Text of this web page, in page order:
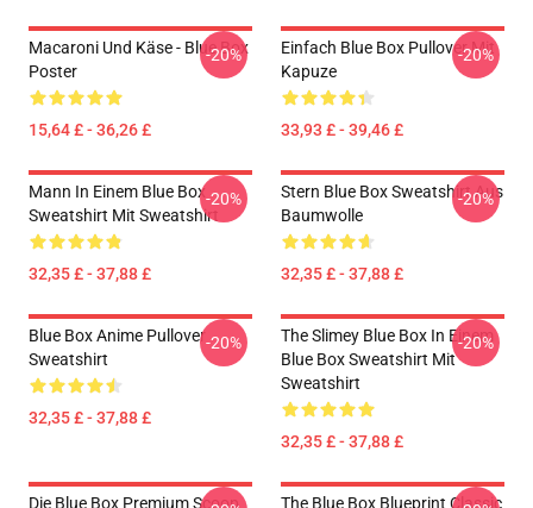
Macaroni Und Käse - Blue Box
Poster
15,64 £ - 36,26 £
-20%
Einfach Blue Box Pullover Mit
Kapuze
33,93 £ - 39,46 £
-20%
Mann In Einem Blue Box
Sweatshirt Mit Sweatshirt
32,35 £ - 37,88 £
-20%
Stern Blue Box Sweatshirt Aus
Baumwolle
32,35 £ - 37,88 £
-20%
Blue Box Anime Pullover
Sweatshirt
32,35 £ - 37,88 £
-20%
The Slimey Blue Box In Einem
Blue Box Sweatshirt Mit
Sweatshirt
32,35 £ - 37,88 £
-20%
Die Blue Box Premium Scoop
The Blue Box Blueprint Classic